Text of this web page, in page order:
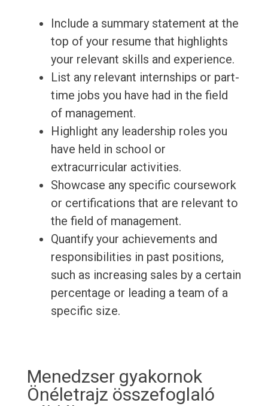
Include a summary statement at the
top of your resume that highlights
your relevant skills and experience.
List any relevant internships or part-
time jobs you have had in the field
of management.
Highlight any leadership roles you
have held in school or
extracurricular activities.
Showcase any specific coursework
or certifications that are relevant to
the field of management.
Quantify your achievements and
responsibilities in past positions,
such as increasing sales by a certain
percentage or leading a team of a
specific size.
Menedzser gyakornok
Önéletrajz összefoglaló